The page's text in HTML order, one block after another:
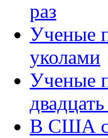
раз
Ученые
уколами
Ученые
В США